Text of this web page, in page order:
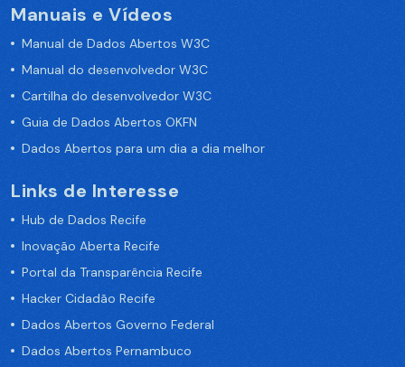
Manuais e Vídeos
Manual de Dados Abertos W3C
Manual do desenvolvedor W3C
Cartilha do desenvolvedor W3C
Guia de Dados Abertos OKFN
Dados Abertos para um dia a dia melhor
Links de Interesse
Hub de Dados Recife
Inovação Aberta Recife
Portal da Transparência Recife
Hacker Cidadão Recife
Dados Abertos Governo Federal
Dados Abertos Pernambuco